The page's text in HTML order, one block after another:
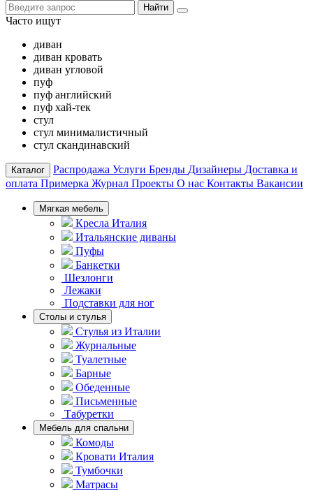
Найти
Часто ищут
диван
диван кровать
диван угловой
пуф
пуф английский
пуф хай-тек
стул
стул минималистичный
стул скандинавский
Каталог Распродажа Услуги Бренды Дизайнеры Доставка и
оплата Примерка Журнал Проекты О нас Контакты Вакансии
Мягкая мебель
Кресла Италия
Итальянские диваны
Пуфы
Банкетки
Шезлонги
Лежаки
Подставки для ног
Столы и стулья
Стулья из Италии
Журнальные
Туалетные
Барные
Обеденные
Письменные
Табуретки
Мебель для спальни
Комоды
Кровати Италия
Тумбочки
Матрасы